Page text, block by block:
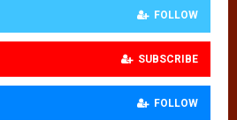
FOLLOW
SUBSCRIBE
FOLLOW